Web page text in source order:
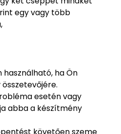
egy vagy több
használható, ha Ön
esetén vagy
abba a készítmény